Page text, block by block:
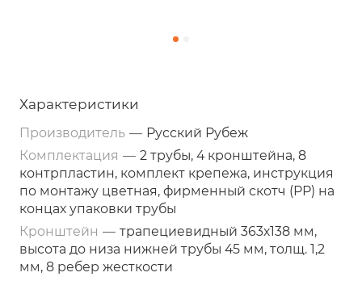
Характеристики
Производитель — Русский Рубеж
Комплектация — 2 трубы, 4 кронштейна, 8
контрпластин, комплект крепежа, инструкция
по монтажу цветная, фирменный скотч (РР) на
концах упаковки трубы
Кронштейн — трапециевидный 363х138 мм,
высота до низа нижней трубы 45 мм, толщ. 1,2
мм, 8 ребер жесткости